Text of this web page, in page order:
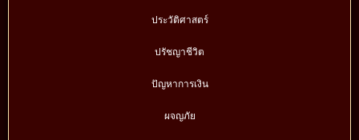
ประวัติศาสตร์
ปรัชญาชีวิต
ปัญหาการเงิน
ผจญภัย